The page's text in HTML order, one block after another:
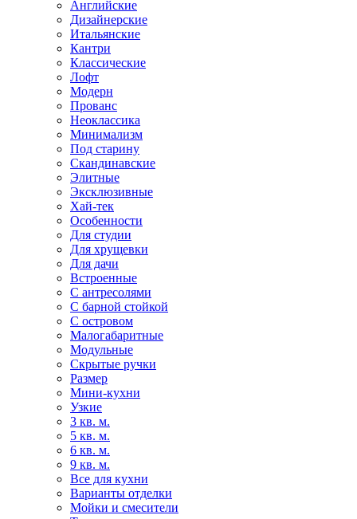
Английские
Дизайнерские
Итальянские
Кантри
Классические
Лофт
Модерн
Прованс
Неоклассика
Минимализм
Под старину
Скандинавские
Элитные
Эксклюзивные
Хай-тек
Особенности
Для студии
Для хрущевки
Для дачи
Встроенные
С антресолями
С барной стойкой
С островом
Малогабаритные
Модульные
Скрытые ручки
Размер
Мини-кухни
Узкие
3 кв. м.
5 кв. м.
6 кв. м.
9 кв. м.
Все для кухни
Варианты отделки
Мойки и смесители